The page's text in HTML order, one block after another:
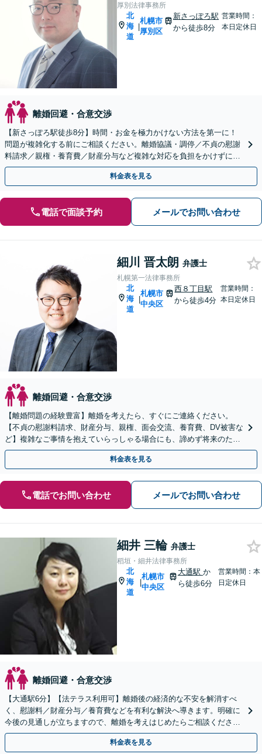
厚別法律事務所
北
海
道
|
札幌市
厚別区
新さっぽろ駅
から徒歩8分
営業時間：
本日定休日
離婚回避・合意交渉
【新さっぽろ駅徒歩8分】時間・お金を極力かけない方法を第一に！
問題が複雑化する前にご相談ください。離婚協議・調停／不貞の慰謝
料請求／親権・養育費／財産分与など複雑な対応を負担をかけずに。
【初回面談無料】【完全個室・子連れ相談可】
料金表を見る
電話で面談予約 メールでお問い合わせ
細川 晋太朗 弁護士
札幌第一法律事務所
北
海
道
|
札幌市
中央区
西８丁目駅
から徒歩4分
営業時間：
本日定休日
離婚回避・合意交渉
【離婚問題の経験豊富】離婚を考えたら、すぐにご連絡ください。
【不貞の慰謝料請求、財産分与、親権、面会交流、養育費、DV被害な
ど】複雑なご事情を抱えていらっしゃる場合にも、諦めず将来のため
に解決へ導きます！【完全個室で相談】
料金表を見る
電話でお問い合わせ メールでお問い合わせ
細井 三輪 弁護士
稻垣・細井法律事務所
北
海
道
|
札幌市
中央区
大通駅 か
ら徒歩6分
営業時間：本
日定休日
離婚回避・合意交渉
【大通駅6分】【法テラス利用可】離婚後の経済的な不安を解消すべ
く、慰謝料／財産分与／養育費などを有利な解決へ導きます。明確に
今後の見通しが立ちますので、離婚を考えはじめたらご相談ください
【夜間・休日対応可】【完全個室】
料金表を見る